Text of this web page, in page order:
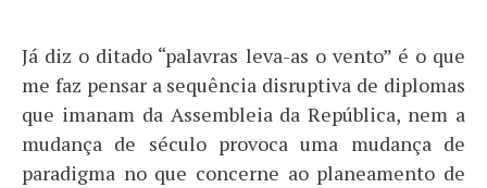
Já diz o ditado “palavras leva-as o vento” é o que
me faz pensar a sequência disruptiva de diplomas
que imanam da Assembleia da República, nem a
mudança de século provoca uma mudança de
paradigma no que concerne ao planeamento de